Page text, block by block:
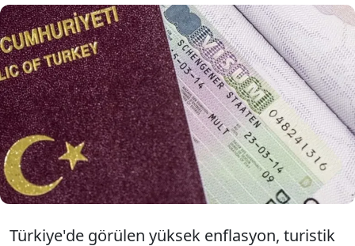
ABD ve Avrupa ülkelerinin Türk vatandaşlarına
yönelik uyguladığı vize kısıtlamaları son yıllarda
artış gösterirken, ret oranlarının zirveye ulaşması
vizesiz seyahat edilebilecek ülkeleri merak
konusu haline getirdi. Yapılan ikili anlaşmalar ile
Türk vatandaşlarına vize muafiyeti uygulayacak
ülkelerin listesi belli oldu.
Türkiye'de görülen yüksek enflasyon, turistik